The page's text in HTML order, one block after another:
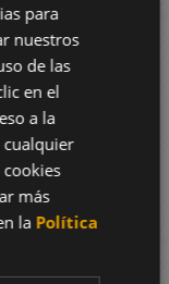
para
nuestros
de las
en el
a la
cualquier
más
la Política